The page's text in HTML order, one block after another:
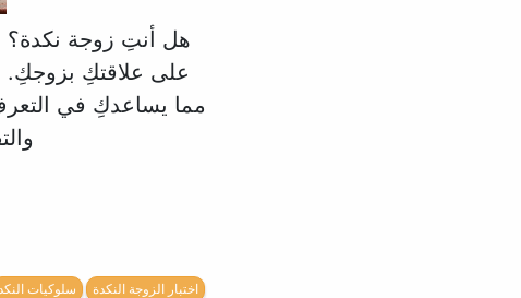
هل أنتِ زوجة نكدة؟
على علاقتكِ بزوجكِ.
مما يساعدكِ في
اختبار الزوجة النكدة سلوكيات